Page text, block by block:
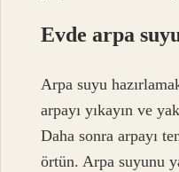
Evde arpa
Arpa suyu
arpayı yıkayın ve
Daha sonra arpayı
örtün. Arpa suyunu